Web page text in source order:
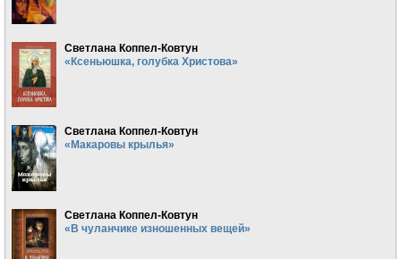
Светлана Коппел-Ковтун
«Ксеньюшка, голубка Христова»
Светлана Коппел-Ковтун
«Макаровы крылья»
Светлана Коппел-Ковтун
«В чуланчике изношенных вещей»